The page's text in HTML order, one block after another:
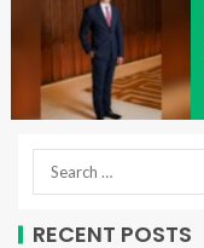
RECENT POSTS